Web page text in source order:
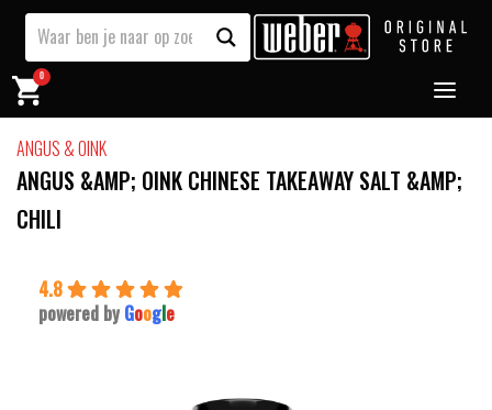
0
ANGUS & OINK
ANGUS &AMP; OINK CHINESE TAKEAWAY SALT &AMP;
CHILI
4.8
powered by Google